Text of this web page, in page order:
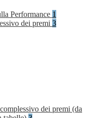
Performance 1
dei premi 3
dei premi (da